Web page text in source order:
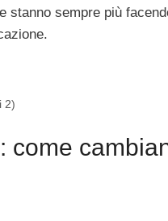
stanno sempre più
2)
come